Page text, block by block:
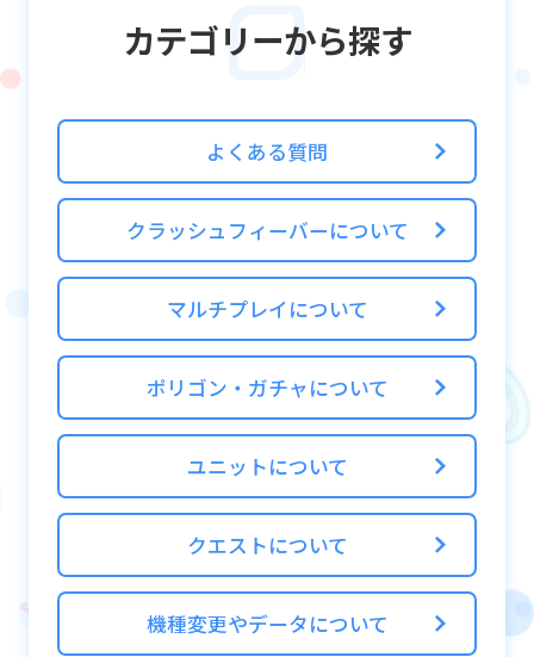
■ディスカバリーの遊び方
探索したいエリアを選択し、複数のユニット
探索に必要な時間が経過すると、送り出した
パーティが帰還し報酬を獲得できます。
パーティの探索力が適正探索力を超えている
と、大成功確率がUP！
探索が大成功になると、通常時よりも報酬を
多く獲得することができます。
パーティの編成を考えて大成功を狙いましょ
う。
探索を重ねていくと、ポリゴンが獲得できる
レアエリアを発見することも…！？
※探索に送り出すパーティは、各エリアで設
定されている必要ユニット数を下回ることが
カテゴリーから探す
よくある質問
クラッシュフィーバーについて
マルチプレイについて
ポリゴン・ガチャについて
ユニットについて
クエストについて
機種変更やデータについて